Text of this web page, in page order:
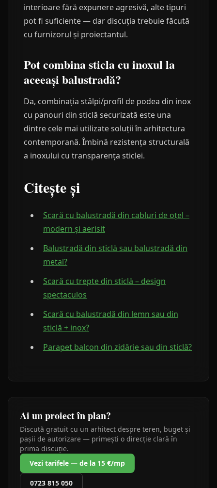
interioare fără expunere agresivă, alte tipuri
pot fi suficiente — dar discuția trebuie făcută
cu furnizorul și proiectantul.
Pot combina sticla cu inoxul la
aceeași balustradă?
Da, combinația stâlpi/profil de podea din inox
cu panouri din sticlă securizată este una
dintre cele mai utilizate soluții în arhitectura
contemporană. Îmbină rezistența structurală
a inoxului cu transparența sticlei.
Citește și
Scară cu balustradă din cabluri de oțel –
modern și aerisit
Balustradă din sticlă sau balustradă din
metal?
Scară cu trepte din sticlă – design
spectaculos
Scară cu balustradă din lemn sau din
sticlă + inox?
Parapet balcon din zidărie sau din sticlă?
Ai un proiect în plan?
Discută gratuit cu un arhitect despre teren, buget și
pașii de autorizare — primești o direcție clară în
prima discuție.
Vezi tarifele — de la 15 €/mp
0723 815 050